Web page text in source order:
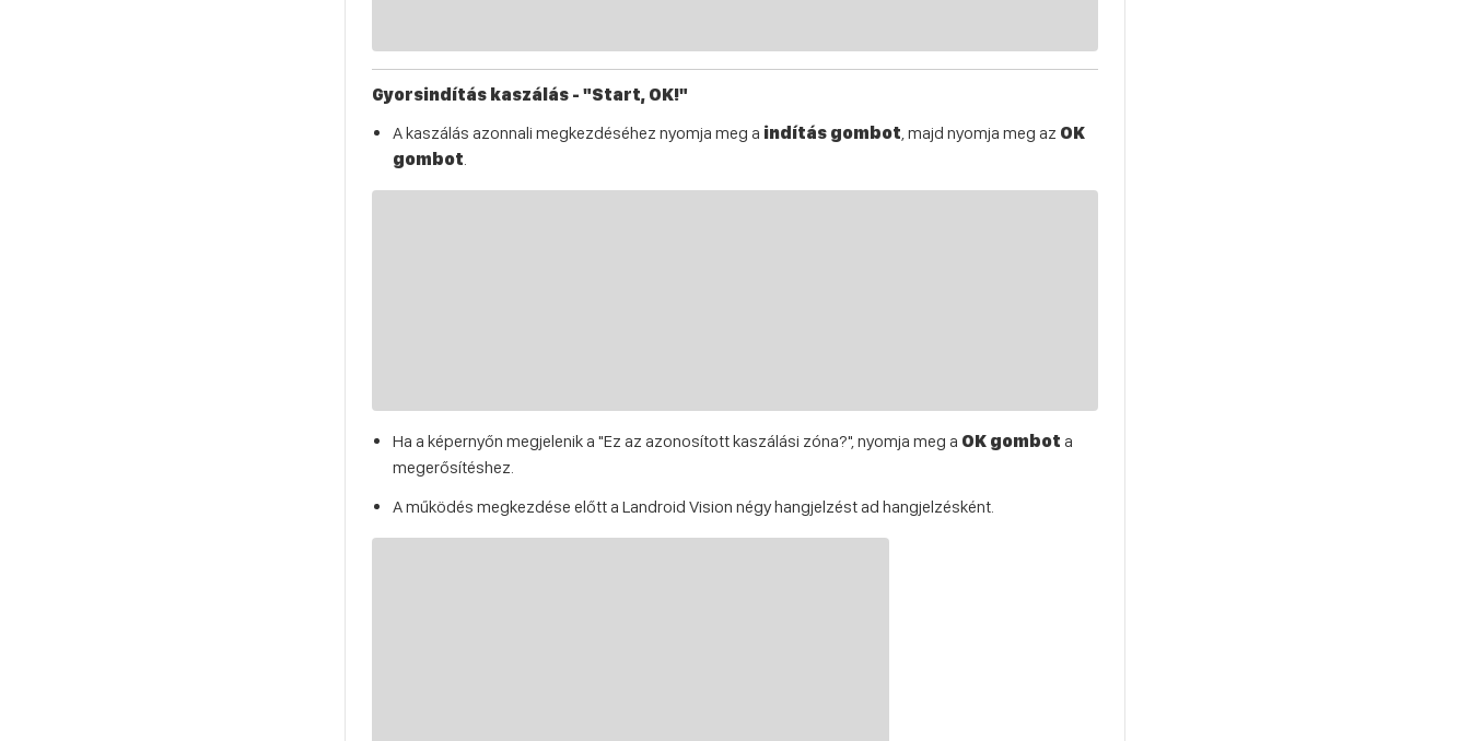
Gyorsindítás kaszálás - "Start, OK!"
A kaszálás azonnali megkezdéséhez nyomja meg a indítás gombot, majd nyomja meg az OK
gombot.
Ha a képernyőn megjelenik a "Ez az azonosított kaszálási zóna?", nyomja meg a OK gombot a
megerősítéshez.
A működés megkezdése előtt a Landroid Vision négy hangjelzést ad hangjelzésként.